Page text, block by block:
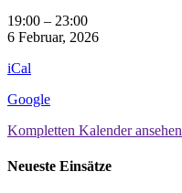
19:00 – 23:00
6 Februar, 2026
iCal
Google
Kompletten Kalender ansehen
Neueste Einsätze